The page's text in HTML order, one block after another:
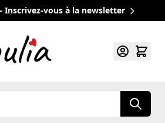
Inscrivez-vous à la newsletter